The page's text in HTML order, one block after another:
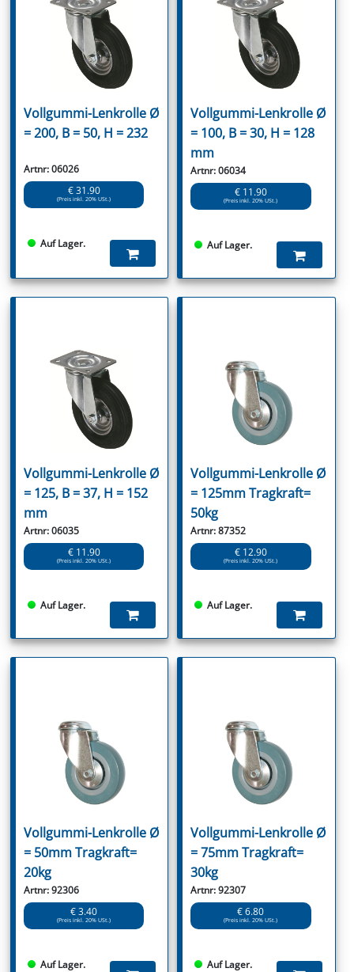
Vollgummi-Lenkrolle Ø
= 200, B = 50, H = 232
Artnr: 06026
€ 31.90
(Preis inkl. 20% USt.)
Auf Lager.
Vollgummi-Lenkrolle Ø
= 100, B = 30, H = 128
mm
Artnr: 06034
€ 11.90
(Preis inkl. 20% USt.)
Auf Lager.
Vollgummi-Lenkrolle Ø
= 125, B = 37, H = 152
mm
Artnr: 06035
€ 11.90
(Preis inkl. 20% USt.)
Auf Lager.
Vollgummi-Lenkrolle Ø
= 125mm Tragkraft=
50kg
Artnr: 87352
€ 12.90
(Preis inkl. 20% USt.)
Auf Lager.
Vollgummi-Lenkrolle Ø
= 50mm Tragkraft=
20kg
Artnr: 92306
€ 3.40
(Preis inkl. 20% USt.)
Auf Lager.
Vollgummi-Lenkrolle Ø
= 75mm Tragkraft=
30kg
Artnr: 92307
€ 6.80
(Preis inkl. 20% USt.)
Auf Lager.